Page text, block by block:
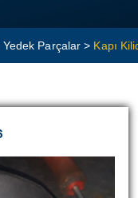
Yedek Parçalar > Kapı